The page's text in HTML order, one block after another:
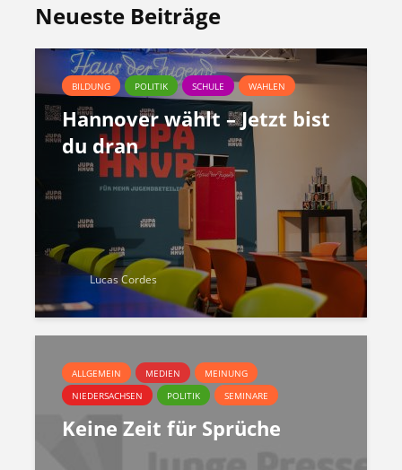
Neueste Beiträge
BILDUNG POLITIK SCHULE WAHLEN
Hannover wählt – Jetzt bist
du dran
Lucas Cordes
ALLGEMEIN MEDIEN
MEINUNG
NIEDERSACHSEN
POLITIK SEMINARE
Keine Zeit für Sprüche